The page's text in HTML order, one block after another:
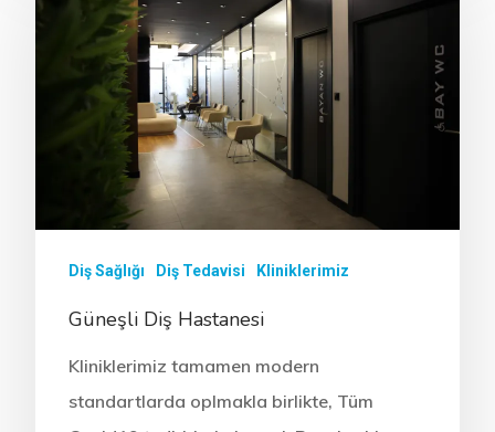
Diş Sağlığı Diş Tedavisi Kliniklerimiz
Güneşli Diş Hastanesi
Kliniklerimiz tamamen modern
standartlarda oplmakla birlikte, Tüm